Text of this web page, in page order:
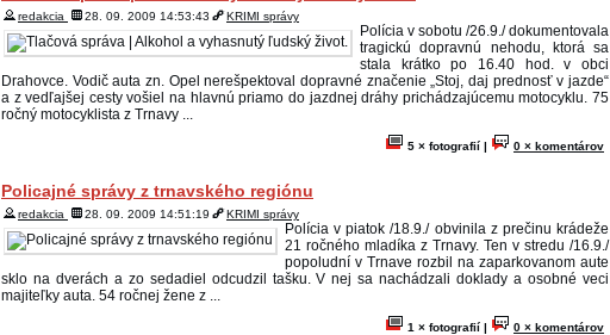
hľadaných osobách
KRPZ Trnava |MM| Okresný súd v Liptovskom Mikuláši vydal rozhodnutie, na základe
ktorého má 30 ročný muž, Jaroslav Barkoci z Maduníc (okr. Trnava) nastúpiť do výkonu
trestu. Odsúdený sa v mieste trvalého bydliska nezdržiava a jeho súčasný pobyt nie je
známy. Muž je 171-175 cm vysoký, má hnedé vlasy a hnedé oči. Druhým hľadaným je 45
Polícia žiada občanov o pomoc pri pátraní po hľadaných osobách
|MM| Okresný súd
Bratislava I vydal
príkaz na dodanie osoby do výkonu trestu na 51 ročného muža Ivana Grigu z Hlohovca.
Hľadaný muž sa dlhodobo vyhýba nástupu výkonu trestu, v mieste svojho bydliska sa
nezdržiava, úradné zásielky nepreberá. Je predpoklad, že sa pohybuje po celom území
Slovenska. Vzhľadom na časový odstup ...
redakcia 28. 09. 2009 14:53:43 KRIMI správy
Polícia v sobotu /26.9./ dokumentovala
tragickú dopravnú nehodu, ktorá sa
stala krátko po 16.40 hod. v obci
Drahovce. Vodič auta zn. Opel nerešpektoval dopravné značenie „Stoj, daj prednosť v jazde“
a z vedľajšej cesty vošiel na hlavnú priamo do jazdnej dráhy prichádzajúcemu motocyklu. 75
ročný motocyklista z Trnavy ...
5 × fotografií | 0 × komentárov
Policajné správy z trnavského regiónu
redakcia 28. 09. 2009 14:51:19 KRIMI správy
Polícia v piatok /18.9./ obvinila z prečinu krádeže
21 ročného mladíka z Trnavy. Ten v stredu /16.9./
popoludní v Trnave rozbil na zaparkovanom aute
sklo na dverách a zo sedadiel odcudzil tašku. V nej sa nachádzali doklady a osobné veci
majiteľky auta. 54 ročnej žene z ...
1 × fotografií | 0 × komentárov